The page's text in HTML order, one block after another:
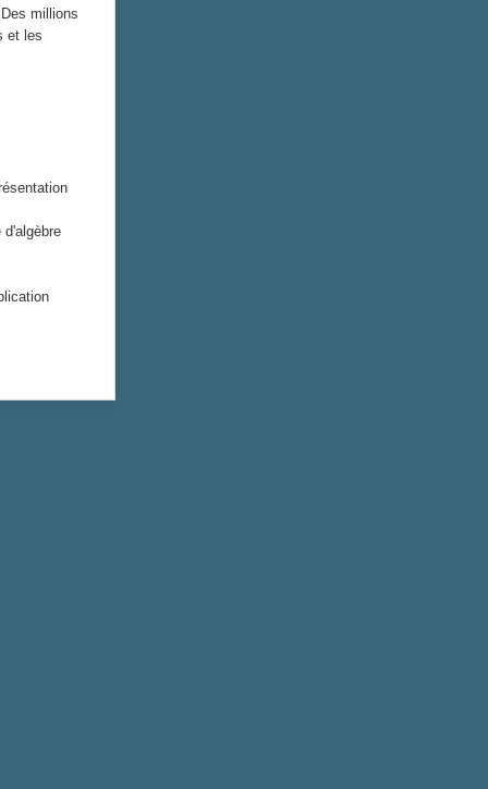
Des millions
et les